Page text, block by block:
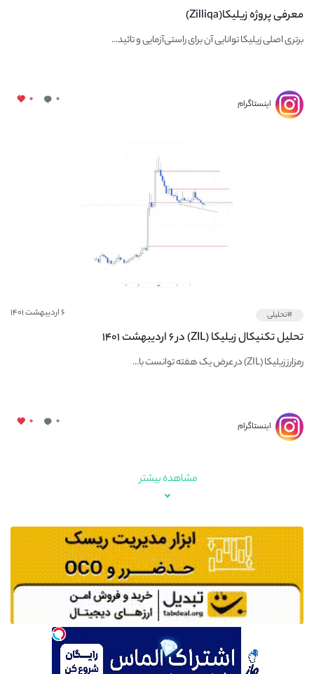
معرفی پروژه زیلیکا(Zilliqa)
برتری اصلی زیلیکا توانایی آن برای راستی‌آزمایی و تائید...
اینستاگرام ۰ ۰
#تحلیلی ۶ اردیبهشت ۱۴۰۱
تحلیل تکنیکال زیلیکا (ZIL) در ۶ اردیبهشت ۱۴۰۱
رمزارز زیلیکا (ZIL) در عرض یک هفته توانست با...
اینستاگرام ۰ ۰
مشاهده بیشتر